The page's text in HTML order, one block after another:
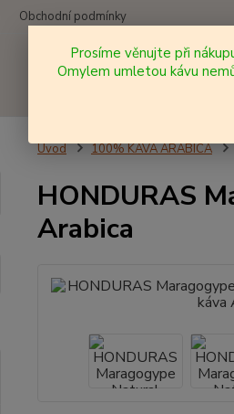
Obchodní podmínky
Úvod 100% KÁVA ARABICA
HONDURAS
Arabica
Prosíme věnujte při
Omylem umletou kávu